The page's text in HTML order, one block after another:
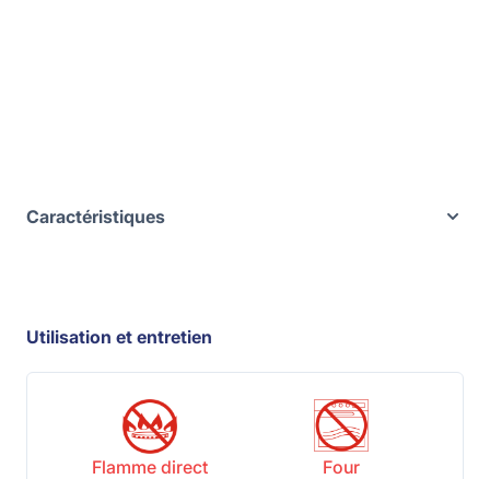
Caractéristiques
Utilisation et entretien
Flamme direct Four